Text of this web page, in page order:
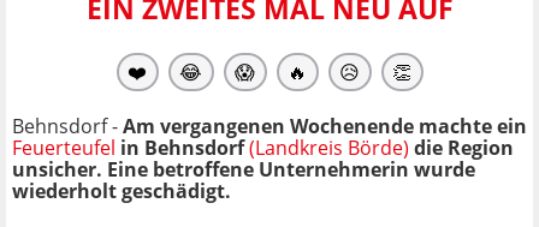
EIN ZWEITES MAL NEU AUF
❤️ 😂 😱 🔥 😥 👏
Behnsdorf -Am vergangenen Wochenende machte ein
Feuerteufel in Behnsdorf(Landkreis Börde) die Region
unsicher. Eine betroffene Unternehmerin wurde
wiederholt geschädigt.